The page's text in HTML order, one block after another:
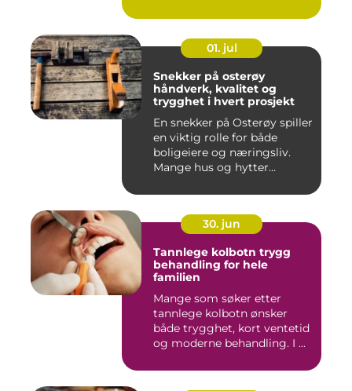
01. jul
Snekker på osterøy
håndverk, kvalitet og
trygghet i hvert prosjekt
En snekker på Osterøy spiller
en viktig rolle for både
boligeiere og næringsliv.
Mange hus og hytter...
30. jun
Tannlege kolbotn trygg
behandling for hele
familien
Mange som søker etter
tannlege kolbotn ønsker
både trygghet, kort ventetid
og moderne behandling. I ...